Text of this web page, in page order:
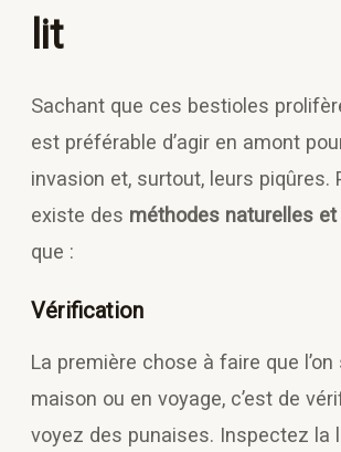
lit
Sachant que ces bestioles
est préférable d’agir en amont
invasion et, surtout, leurs piqûres.
existe des méthodes naturelles
que :
Vérification
La première chose à faire que l’on
maison ou en voyage, c’est de
voyez des punaises. Inspectez la